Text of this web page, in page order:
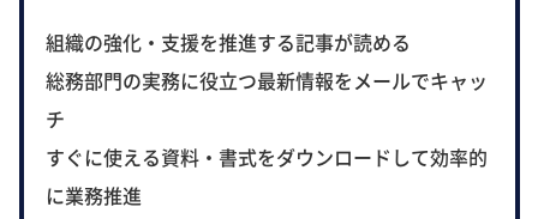
組織の強化・支援を推進する記事が読める
総務部門の実務に役立つ最新情報をメールでキャッ
チ
すぐに使える資料・書式をダウンロードして効率的
に業務推進